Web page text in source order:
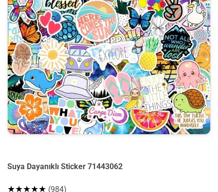
Suya Dayanıklı Sticker 71443062
★★★★★ (984)